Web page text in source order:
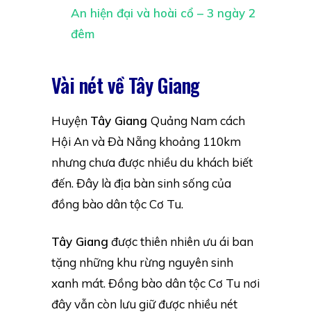
An hiện đại và hoài cổ – 3 ngày 2
đêm
Vài nét về Tây Giang
Huyện Tây Giang Quảng Nam cách
Hội An và Đà Nẵng khoảng 110km
nhưng chưa được nhiều du khách biết
đến. Đây là địa bàn sinh sống của
đồng bào dân tộc Cơ Tu.
Tây Giang được thiên nhiên ưu ái ban
tặng những khu rừng nguyên sinh
xanh mát. Đồng bào dân tộc Cơ Tu nơi
đây vẫn còn lưu giữ được nhiều nét